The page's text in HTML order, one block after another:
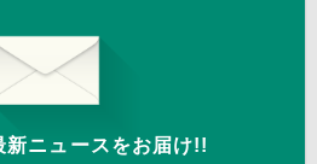
新ニュースをお届け!!